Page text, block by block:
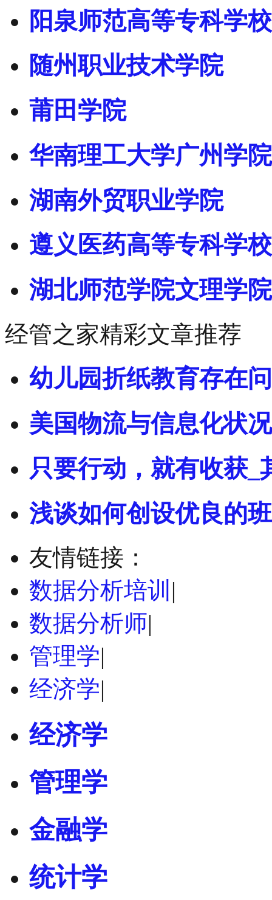
阳泉师范高等专科学校
随州职业技术学院
莆田学院
华南理工大学广州学院
湖南外贸职业学院
遵义医药高等专科学校
湖北师范学院文理学院
经管之家精彩文章推荐
幼儿园折纸教育存在
美国物流与信息化状
只要行动，就有收获_
浅谈如何创设优良的
友情链接：
数据分析培训 |
数据分析师|
管理学|
经济学|
经济学
管理学
金融学
统计学